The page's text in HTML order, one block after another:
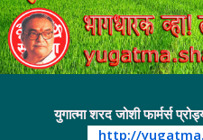
युगात्मा शरद जोशी फार्मर्स
http://